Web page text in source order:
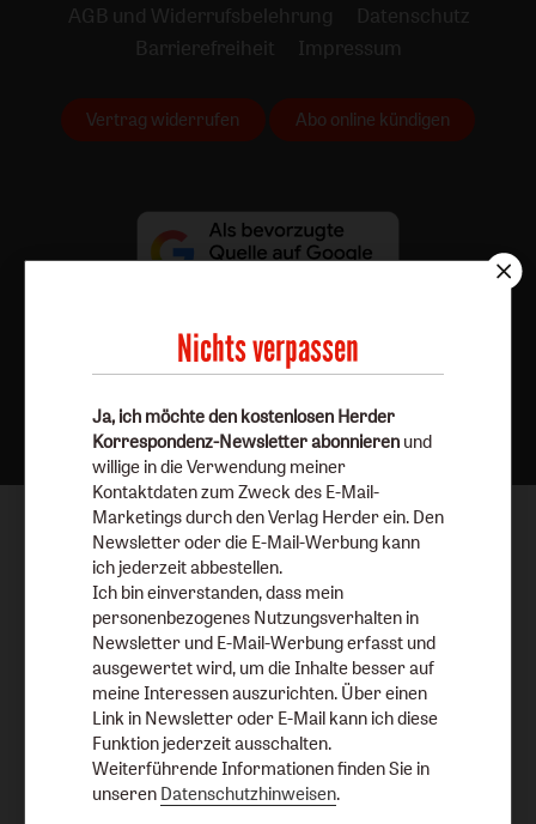
AGB und Widerrufsbelehrung
Datenschutz
Barrierefreiheit
Impressum
Vertrag widerrufen Abo online kündigen
Nichts verpassen
Ja, ich möchte den kostenlosen Herder
Korrespondenz-Newsletter abonnieren und
willige in die Verwendung meiner
Kontaktdaten zum Zweck des E-Mail-
Marketings durch den Verlag Herder ein. Den
Newsletter oder die E-Mail-Werbung kann
ich jederzeit abbestellen.
Ich bin einverstanden, dass mein
personenbezogenes Nutzungsverhalten in
Newsletter und E-Mail-Werbung erfasst und
ausgewertet wird, um die Inhalte besser auf
meine Interessen auszurichten. Über einen
Link in Newsletter oder E-Mail kann ich diese
Funktion jederzeit ausschalten.
Weiterführende Informationen finden Sie in
unseren Datenschutzhinweisen.